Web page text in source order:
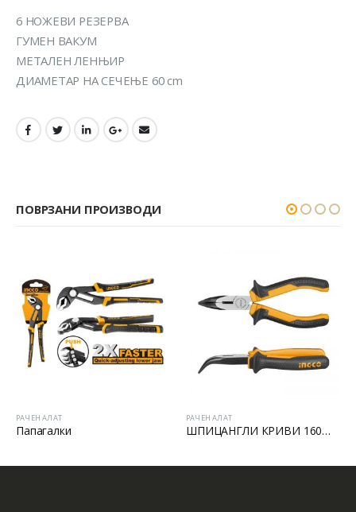
6 НОЖЕВИ РЕЗЕРВА
ГУМЕН ВАКУМ
МЕТАЛЕН ЛЕНЊИР
ДИАМЕТАР НА СЕЧЕЊЕ 60 cm
ПОВРЗАНИ ПРОИЗВОДИ
РАЧЕН АЛАТ
ШПИЦАНГЛИ КРИВИ 160MM
РАЧЕН АЛАТ
Грип клешта